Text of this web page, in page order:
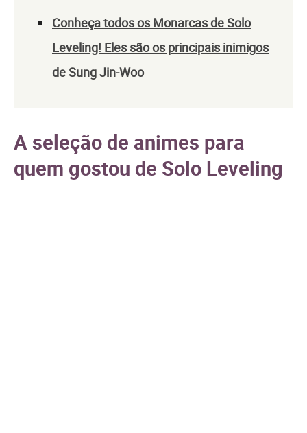
Conheça todos os Monarcas de Solo
Leveling! Eles são os principais inimigos
de Sung Jin-Woo
A seleção de animes para
quem gostou de Solo Leveling